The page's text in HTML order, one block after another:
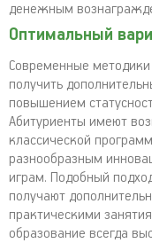
денежным
Оптимальный
Современные
получить
повышением
Абитуриенты имеют
классической
разнообразным
играм. Подобный
получают
практическими
образование всегда